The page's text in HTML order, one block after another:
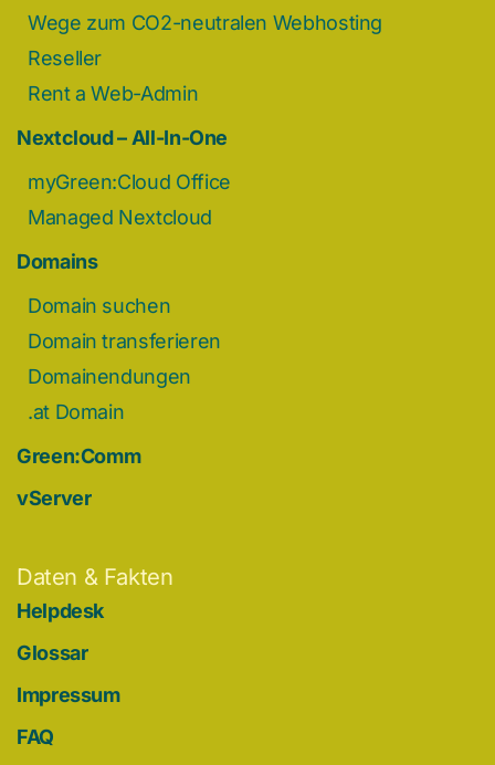
Wege zum CO2-neutralen Webhosting
Reseller
Rent a Web-Admin
Nextcloud – All-In-One
myGreen:Cloud Office
Managed Nextcloud
Domains
Domain suchen
Domain transferieren
Domainendungen
.at Domain
Green:Comm
vServer
Daten & Fakten
Helpdesk
Glossar
Impressum
FAQ